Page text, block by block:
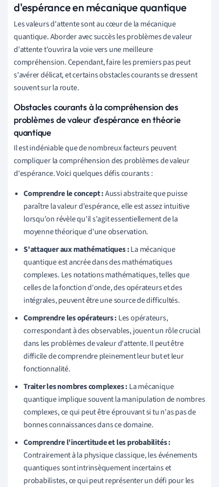
d'espérance en mécanique quantique
Les valeurs d'attente sont au cœur de la mécanique
quantique. Aborder avec succès les problèmes de valeur
d'attente t'ouvrira la voie vers une meilleure
compréhension. Cependant, faire les premiers pas peut
s'avérer délicat, et certains obstacles courants se dressent
souvent sur la route.
Obstacles courants à la compréhension des
problèmes de valeur d'espérance en théorie
quantique
Il est indéniable que de nombreux facteurs peuvent
compliquer la compréhension des problèmes de valeur
d'espérance. Voici quelques défis courants :
Comprendre le concept :Aussi abstraite que puisse
paraître la valeur d'espérance, elle est assez intuitive
lorsqu'on révèle qu'il s'agit essentiellement de la
moyenne théorique d'une observation.
S'attaquer aux mathématiques :La mécanique
quantique est ancrée dans des mathématiques
complexes. Les notations mathématiques, telles que
celles de la fonction d'onde, des opérateurs et des
intégrales, peuvent être une source de difficultés.
Comprendre les opérateurs : Les opérateurs,
correspondant à des observables, jouent un rôle crucial
dans les problèmes de valeur d'attente. Il peut être
difficile de comprendre pleinement leur but et leur
fonctionnalité.
Traiter les nombres complexes : La mécanique
quantique implique souvent la manipulation de nombres
complexes, ce qui peut être éprouvant si tu n'as pas de
bonnes connaissances dans ce domaine.
Comprendre l'incertitude et les probabilités :
Contrairement à la physique classique, les événements
quantiques sont intrinsèquement incertains et
probabilistes, ce qui peut représenter un défi pour les